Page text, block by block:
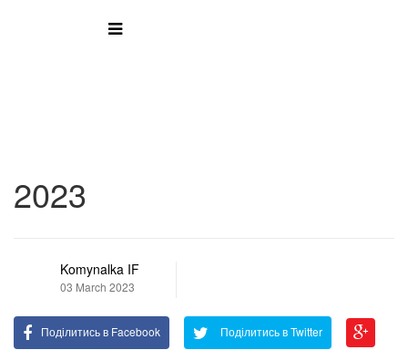
2023
Komynalka IF
03 March 2023
Поділитись в Facebook Поділитись в Twitter